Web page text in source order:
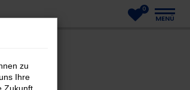
0
MENÜ
zu
Ihre